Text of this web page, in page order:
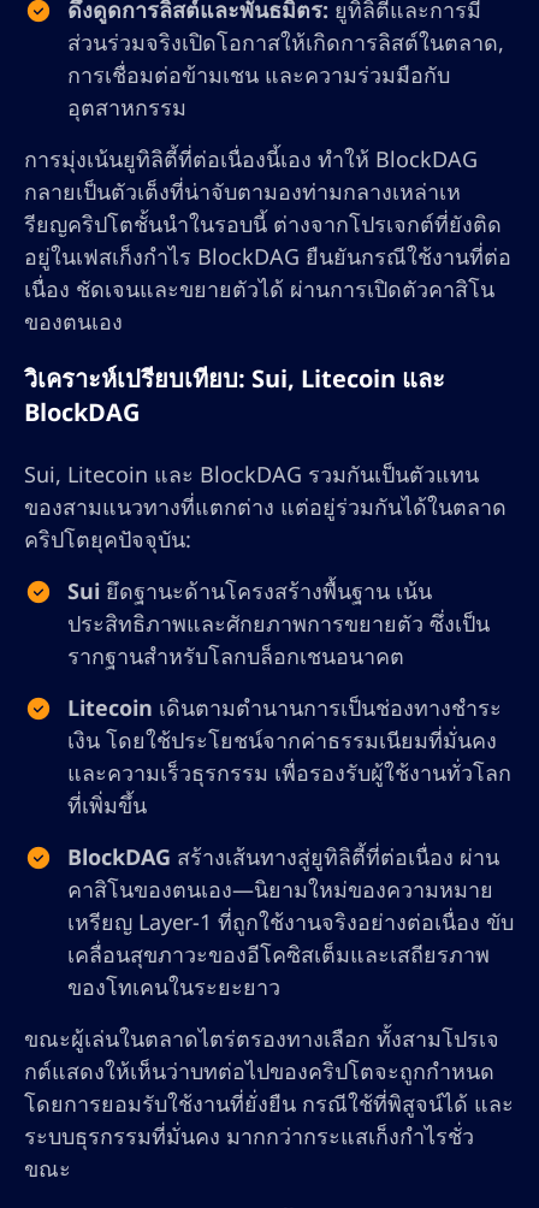
ดึงดูดการลิสต์และพันธมิตร: ยูทิลิตี้และการมี
ส่วนร่วมจริงเปิดโอกาสให้เกิดการลิสต์ในตลาด,
การเชื่อมต่อข้ามเชน และความร่วมมือกับ
อุตสาหกรรม
การมุ่งเน้นยูทิลิตี้ที่ต่อเนื่องนี้เอง ทำให้ BlockDAG
กลายเป็นตัวเต็งที่น่าจับตามองท่ามกลางเหล่าเห
รียญคริปโตชั้นนำในรอบนี้ ต่างจากโปรเจกต์ที่ยังติด
อยู่ในเฟสเก็งกำไร BlockDAG ยืนยันกรณีใช้งานที่ต่อ
เนื่อง ชัดเจนและขยายตัวได้ ผ่านการเปิดตัวคาสิโน
ของตนเอง
วิเคราะห์เปรียบเทียบ: Sui, Litecoin และ
BlockDAG
Sui, Litecoin และ BlockDAG รวมกันเป็นตัวแทน
ของสามแนวทางที่แตกต่าง แต่อยู่ร่วมกันได้ในตลาด
คริปโตยุคปัจจุบัน:
Sui ยึดฐานะด้านโครงสร้างพื้นฐาน เน้น
ประสิทธิภาพและศักยภาพการขยายตัว ซึ่งเป็น
รากฐานสำหรับโลกบล็อกเชนอนาคต
Litecoin เดินตามตำนานการเป็นช่องทางชำระ
เงิน โดยใช้ประโยชน์จากค่าธรรมเนียมที่มั่นคง
และความเร็วธุรกรรม เพื่อรองรับผู้ใช้งานทั่วโลก
ที่เพิ่มขึ้น
BlockDAG สร้างเส้นทางสู่ยูทิลิตี้ที่ต่อเนื่อง ผ่าน
คาสิโนของตนเอง—นิยามใหม่ของความหมาย
เหรียญ Layer-1 ที่ถูกใช้งานจริงอย่างต่อเนื่อง ขับ
เคลื่อนสุขภาวะของอีโคซิสเต็มและเสถียรภาพ
ของโทเคนในระยะยาว
ขณะผู้เล่นในตลาดไตร่ตรองทางเลือก ทั้งสามโปรเจ
กต์แสดงให้เห็นว่าบทต่อไปของคริปโตจะถูกกำหนด
โดยการยอมรับใช้งานที่ยั่งยืน กรณีใช้ที่พิสูจน์ได้ และ
ระบบธุรกรรมที่มั่นคง มากกว่ากระแสเก็งกำไรชั่ว
ขณะ